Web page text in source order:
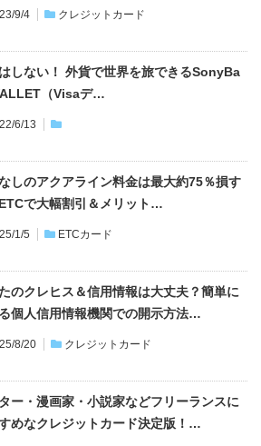
9/4 クレジットカード
しない！ 外貨で世界を旅できるSonyBa
（Visaデ…
6/13
しのアクアライン料金は最大約75％損す
で大幅割引＆メリット…
1/5 ETCカード
のクレヒス＆信用情報は大丈夫？簡単に
個人信用情報機関での開示方法…
8/20 クレジットカード
ー・漫画家・小説家などフリーランスに
めなクレジットカード決定版！…